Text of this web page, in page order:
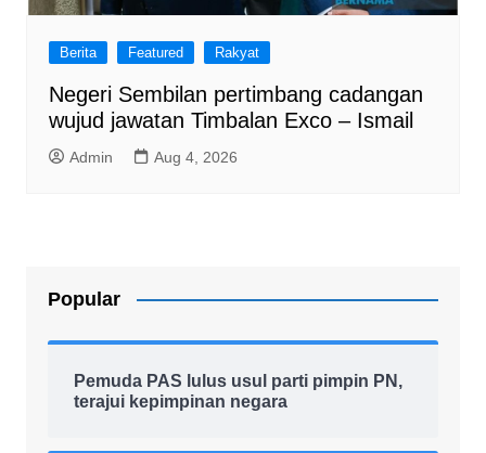
Berita Featured Rakyat
Negeri Sembilan pertimbang cadangan
wujud jawatan Timbalan Exco – Ismail
Admin Aug 4, 2026
Popular
Pemuda PAS lulus usul parti pimpin PN,
terajui kepimpinan negara